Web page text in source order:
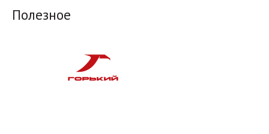
Полезное